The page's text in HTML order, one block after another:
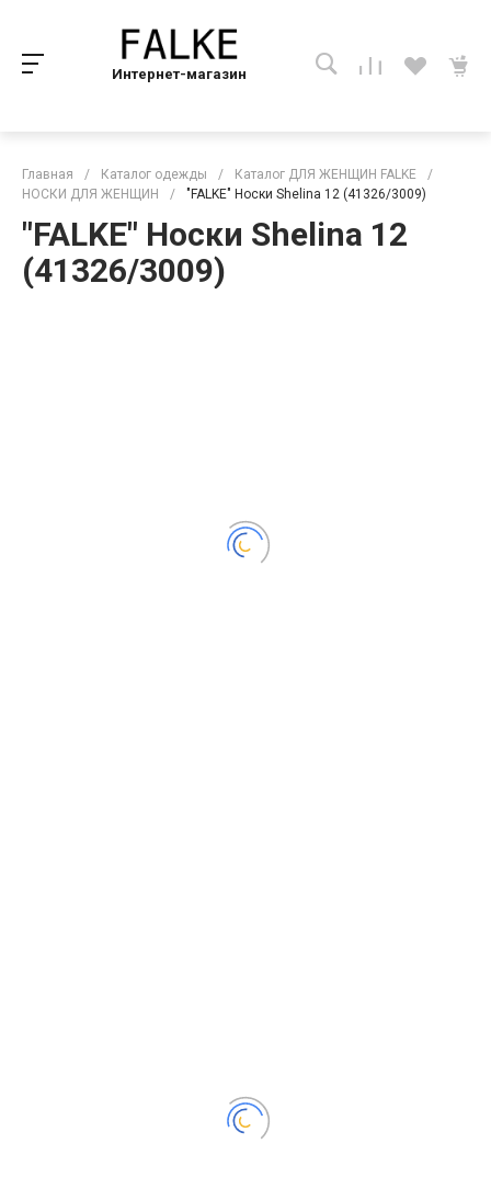
Интернет-магазин
Главная / Каталог одежды / Каталог ДЛЯ ЖЕНЩИН FALKE
/
НОСКИ ДЛЯ ЖЕНЩИН
/ "FALKE" Носки Shelina 12 (41326/3009)
"FALKE" Носки Shelina 12
(41326/3009)